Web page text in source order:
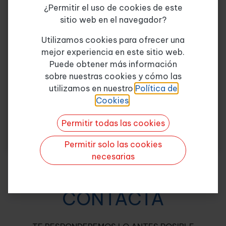
transformación digital en el sistema de salud.
Analizar las tecnologías más apropiadas y
Identificar las innovaciones disruptivas y su elección
Características del Puesto
Categoría de Puesto: Sanidad
Horas: 15
Días de conexión: 8
CONTACTA
Quiero más info
¿Permitir el uso de cookies de este
sitio web en el navegador?
Utilizamos cookies para ofrecer una
mejor experiencia en este sitio web.
Puede obtener más información
sobre nuestras cookies y cómo las
utilizamos en nuestro Política de
Cookies.
Permitir todas las cookies
Permitir solo las cookies
necesarias